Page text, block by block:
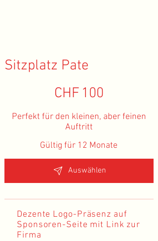
Sitzplatz Pate
CHF 100
Perfekt für den kleinen, aber feinen
Auftritt
Gültig für 12 Monate
Auswählen
Dezente Logo-Präsenz auf
Sponsoren-Seite mit Link zur
Firma